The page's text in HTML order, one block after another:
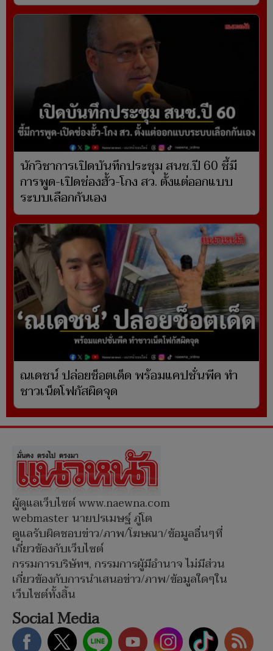
นักวิชาการเปิดบันทึกประชุม สนช.ปี 60 ชี้มี
การพูด-เปิดช่องฮั้ว-โกง สว. ตั้งแต่ออกแบบ
ระบบเลือกกันเอง
ณเดชน์ ปล่อยช็อตเด็ด พร้อมแคปชั่นพีค ทำ
ชาวเน็ตโฟกัสผิดจุด
ผู้ดูแลเว็บไซต์ www.naewna.com
webmaster นายปรเมษฐ์ ภู่โต
ดูแลรับผิดชอบข่าว/ภาพ/โฆษณา/ข้อมูลอื่นๆที่
เกี่ยวข้องกับเว็บไซต์
กรรมการบริษัทฯ, กรรมการผู้มีอำนาจ ไม่มีส่วน
เกี่ยวข้องกับการนำเสนอข่าว/ภาพ/ข้อมูลใดๆใน
เว็บไซต์ทั้งสิ้น
Social Media